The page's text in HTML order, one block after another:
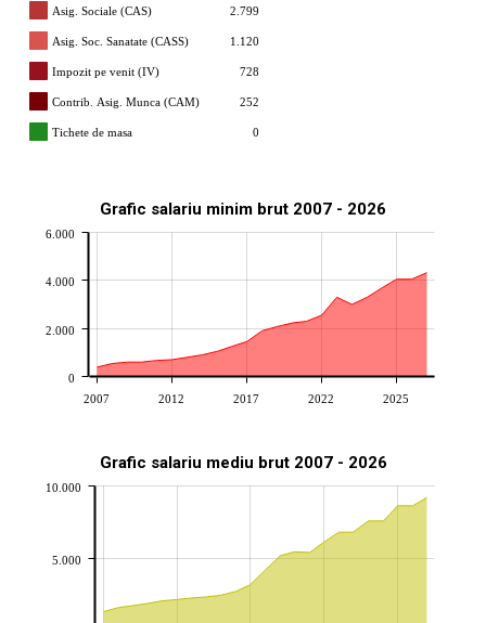
Asig. Sociale (CAS) 2.799
Asig. Soc. Sanatate (CASS) 1.120
Impozit pe venit (IV) 728
Contrib. Asig. Munca (CAM) 252
Tichete de masa 0
Grafic salariu minim brut 2007 - 2026
2007 2012 2017 2022 2025
0
2.000
4.000
6.000
Grafic salariu mediu brut 2007 - 2026
5.000
10.000